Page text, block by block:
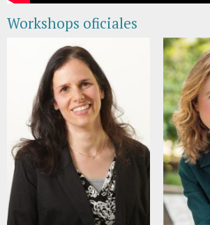
Workshops oficiales